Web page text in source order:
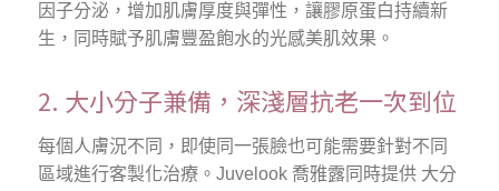
因子分泌，增加肌膚厚度與彈性，讓膠原蛋白持續新
生，同時賦予肌膚豐盈飽水的光感美肌效果。
2. 大小分子兼備，深淺層抗老一次到位
每個人膚況不同，即使同一張臉也可能需要針對不同
區域進行客製化治療。Juvelook 喬雅露同時提供 大分